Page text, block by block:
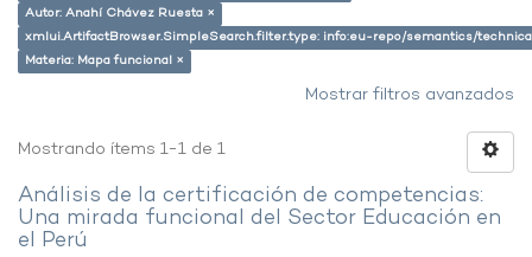
Autor: Anahí Chávez Ruesta ×
xmlui.ArtifactBrowser.SimpleSearch.filter.type: info:eu-repo/semantics/
Materia: Mapa funcional ×
Mostrar filtros avanzados
Mostrando ítems 1-1 de 1
Análisis de la certificación de competencias:
Una mirada funcional del Sector Educación en
el Perú